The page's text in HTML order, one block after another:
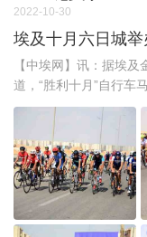
2022-10-30
埃及十月六日城
【中埃网】讯：据埃
道，“胜利十月”自行车